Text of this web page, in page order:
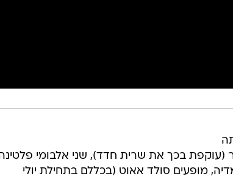
(עוקפת בכך את שרית חדד), שני אלבומי
שימושי בניו מדיה, מופעים סולד אאוט (בכללם בתחילת יולי